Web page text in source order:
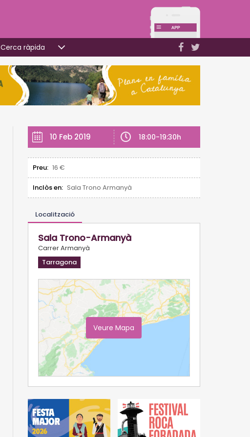
Cerca ràpida
10 Feb 2019 18:00-19:30h
Preu: 16 €
Inclòs en: Sala Trono Armanyà
Localització
Sala Trono-Armanyà
Carrer Armanyà
Tarragona
Veure Mapa